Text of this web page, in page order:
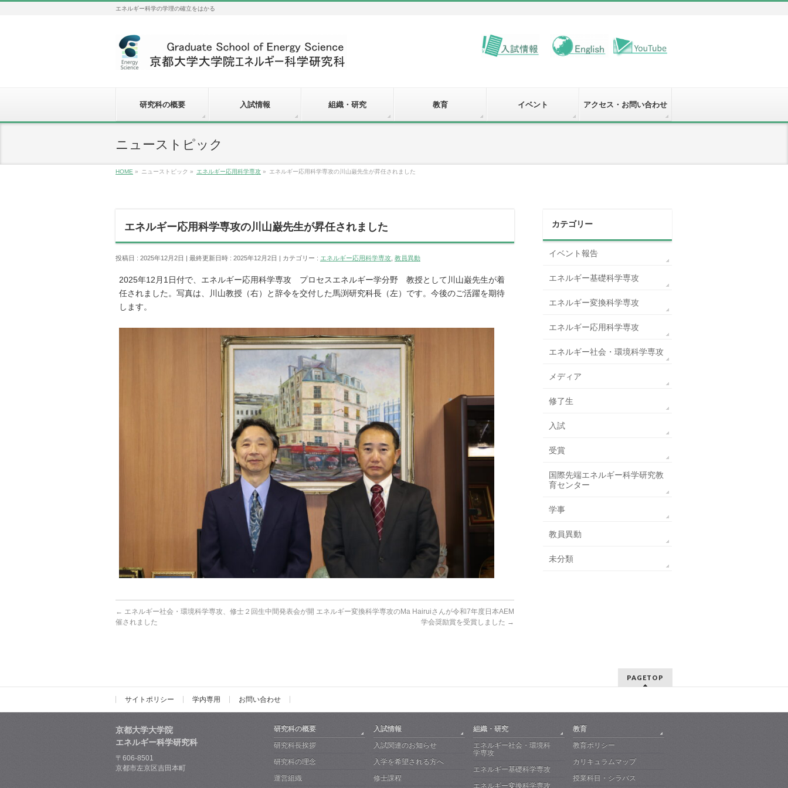
エネルギー科学の学理の確立をはかる
研究科の概要 入試情報 組織・研究 教育 イベント アクセス・お問い合わせ
ニューストピック
HOME » ニューストピック » エネルギー応用科学専攻 » エネルギー応用科学専攻の川山巌先生が昇任されました
エネルギー応用科学専攻の川山巌先生が昇任されました
投稿日 : 2025年12月2日 最終更新日時 : 2025年12月2日 カテゴリー : エネルギー応用科学専攻 教員異動
2025年12月1日付で、エネルギー応用科学専攻 プロセスエネルギー学分野 教授として川山巌先生が着
任されました。写真は、川山教授（右）と辞令を交付した馬渕研究科長（左）です。今後のご活躍を期待
します。
← エネルギー社会・環境科学専攻、修士２回生中間発表会が開
催されました
エネルギー変換科学専攻のMa Hairuiさんが令和7年度日本AEM
学会奨励賞を受賞しました →
カテゴリー
イベント報告
エネルギー基礎科学専攻
エネルギー変換科学専攻
エネルギー応用科学専攻
エネルギー社会・環境科学専攻
メディア
修了生
入試
受賞
国際先端エネルギー科学研究教
育センター
学事
教員異動
未分類
PAGETOP
サイトポリシー 学内専用 お問い合わせ
京都大学大学院
エネルギー科学研究科
〒606-8501
京都市左京区吉田本町
研究科の概要
研究科長挨拶
研究科の理念
運営組織
入試情報
入試関連のお知らせ
入学を希望される方へ
修士課程
組織・研究
エネルギー社会・環境科
学専攻
エネルギー基礎科学専攻
エネルギー変換科学専攻
教育
教育ポリシー
カリキュラムマップ
授業科目・シラバス